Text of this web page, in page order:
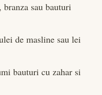
sau bauturi
de masline sau lei
bauturi cu zahar si